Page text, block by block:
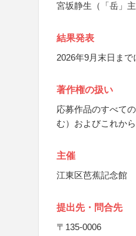
宮坂静生（「岳」主
結果発表
2026年9月末日ま
著作権の扱い
応募作品のすべて
む）およびこれか
主催
江東区芭蕉記念館
提出先・問合先
〒135-0006